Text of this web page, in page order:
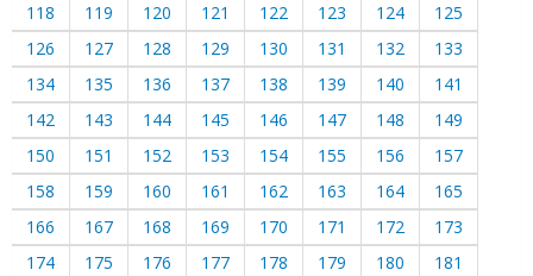
118
119 120 121 122 123 124
125
126
127 128 129 130 131 132
133
134
135 136 137 138 139 140
141
142
143 144 145 146 147 148
149
150
151 152 153 154 155 156
157
158
159 160 161 162 163 164
165
166
167 168 169 170 171 172
173
174
175 176 177 178 179 180
181